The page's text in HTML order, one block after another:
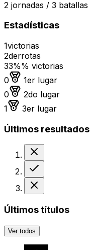
2 jornadas / 3 batallas
Estadísticas
1victorias
2derrotas
33%% victorias
0
Medalla de oro
1er lugar
0
Medalla de plata
2do lugar
1
Medalla de bronce
3er lugar
Últimos resultados
Últimos títulos
Ver todos